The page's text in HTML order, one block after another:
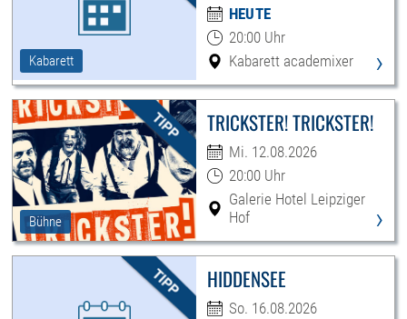
Kabarett
HEUTE
20:00 Uhr
Kabarett academixer
›
Bühne
TRICKSTER! TRICKSTER!
Mi. 12.08.2026
20:00 Uhr
Galerie Hotel Leipziger
Hof
›
HIDDENSEE
So. 16.08.2026